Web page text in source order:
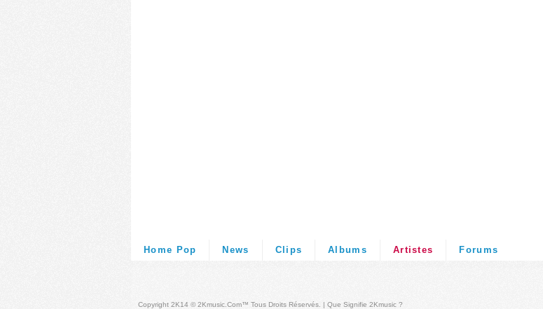
Home Pop News Clips Albums Artistes Forums
Copyright 2K14 © 2Kmusic.com™ Tous Droits Réservés . | Que Signifie 2Kmusic ?